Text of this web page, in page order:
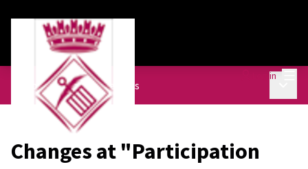
Log in
Equipment Plan /Meetings
Changes at "Participation